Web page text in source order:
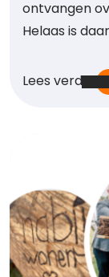
ontvangen
Helaas is
Lees verder